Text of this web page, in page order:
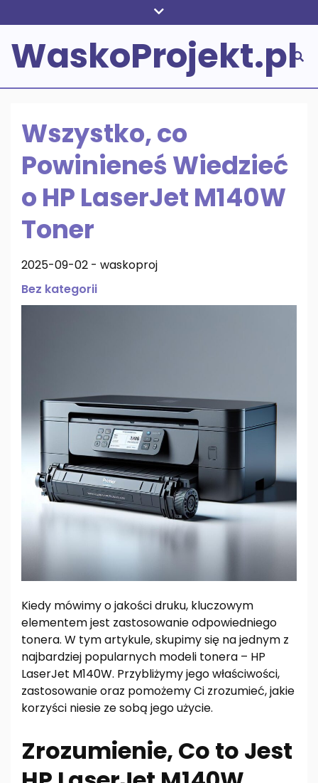
to
content
WaskoProjekt.pl
Wszystko, co
Powinieneś Wiedzieć
o HP LaserJet M140W
Toner
2025-09-02 - waskoproj
Bez kategorii
Kiedy mówimy o jakości druku, kluczowym
elementem jest zastosowanie odpowiedniego
tonera. W tym artykule, skupimy się na jednym z
najbardziej popularnych modeli tonera – HP
LaserJet M140W. Przybliżymy jego właściwości,
zastosowanie oraz pomożemy Ci zrozumieć, jakie
korzyści niesie ze sobą jego użycie.
Zrozumienie, Co to Jest